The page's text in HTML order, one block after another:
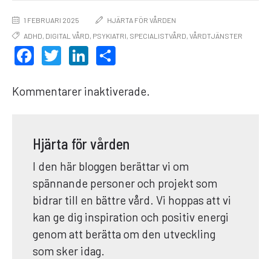
1 FEBRUARI 2025
HJÄRTA FÖR VÅRDEN
ADHD, DIGITAL VÅRD, PSYKIATRI, SPECIALISTVÅRD, VÅRDTJÄNSTER
FACEBOOK
TWITTERLINKEDIN
Kommentarer inaktiverade.
Hjärta för vården
I den här bloggen berättar vi om
spännande personer och projekt som
bidrar till en bättre vård. Vi hoppas att vi
kan ge dig inspiration och positiv energi
genom att berätta om den utveckling
som sker idag.